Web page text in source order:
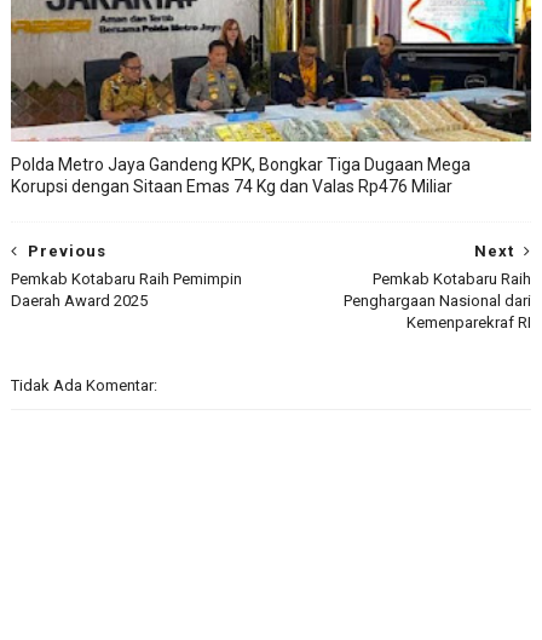
Polda Metro Jaya Gandeng KPK, Bongkar Tiga Dugaan Mega
Korupsi dengan Sitaan Emas 74 Kg dan Valas Rp476 Miliar
Next
Pemkab Kotabaru Raih
Penghargaan Nasional dari
Kemenparekraf RI
Previous
Pemkab Kotabaru Raih Pemimpin
Daerah Award 2025
Tidak Ada Komentar: